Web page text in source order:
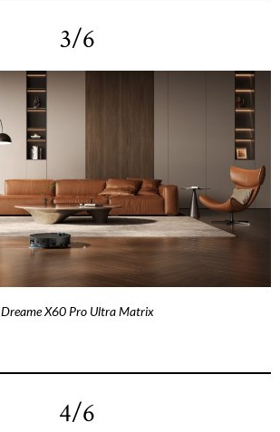
3/6
Dreame X60 Pro Ultra Matrix
4/6